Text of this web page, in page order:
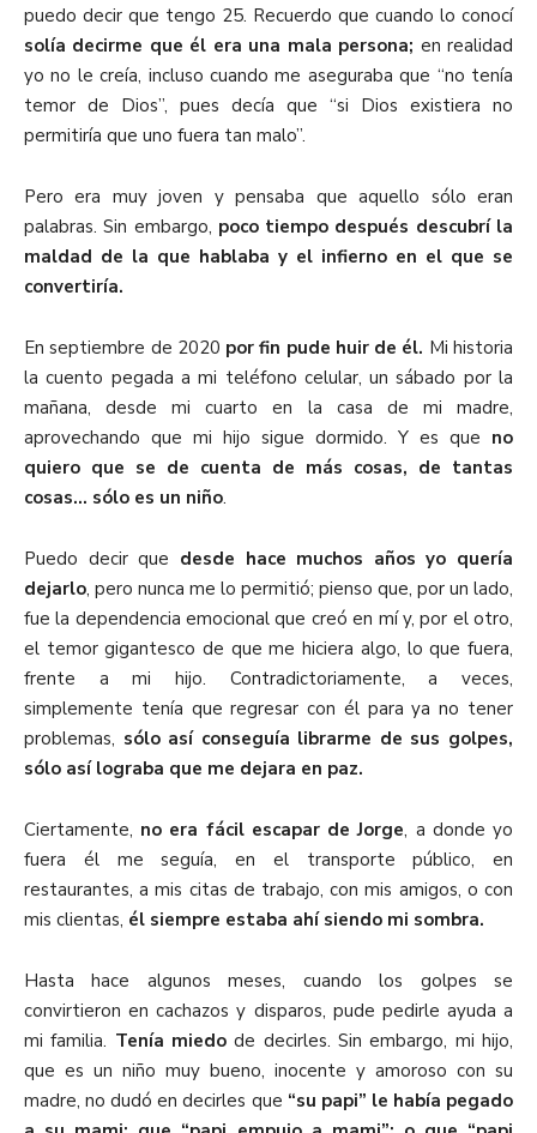
puedo decir que tengo 25. Recuerdo que cuando lo conocí
solía decirme que él era una mala persona; en realidad
yo no le creía, incluso cuando me aseguraba que “no tenía
temor de Dios”, pues decía que “si Dios existiera no
permitiría que uno fuera tan malo”.
Pero era muy joven y pensaba que aquello sólo eran
palabras. Sin embargo, poco tiempo después descubrí la
maldad de la que hablaba y el infierno en el que se
convertiría.
En septiembre de 2020 por fin pude huir de él. Mi historia
la cuento pegada a mi teléfono celular, un sábado por la
mañana, desde mi cuarto en la casa de mi madre,
aprovechando que mi hijo sigue dormido. Y es que no
quiero que se de cuenta de más cosas, de tantas
cosas… sólo es un niño.
Puedo decir que desde hace muchos años yo quería
dejarlo, pero nunca me lo permitió; pienso que, por un lado,
fue la dependencia emocional que creó en mí y, por el otro,
el temor gigantesco de que me hiciera algo, lo que fuera,
frente a mi hijo. Contradictoriamente, a veces,
simplemente tenía que regresar con él para ya no tener
problemas, sólo así conseguía librarme de sus golpes,
sólo así lograba que me dejara en paz.
Ciertamente, no era fácil escapar de Jorge, a donde yo
fuera él me seguía, en el transporte público, en
restaurantes, a mis citas de trabajo, con mis amigos, o con
mis clientas, él siempre estaba ahí siendo mi sombra.
Hasta hace algunos meses, cuando los golpes se
convirtieron en cachazos y disparos, pude pedirle ayuda a
mi familia. Tenía miedo de decirles. Sin embargo, mi hijo,
que es un niño muy bueno, inocente y amoroso con su
madre, no dudó en decirles que “su papi” le había pegado